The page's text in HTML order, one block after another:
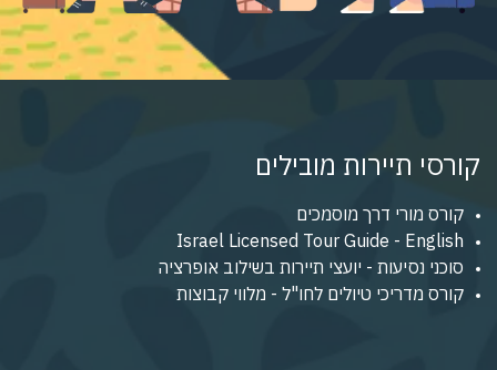
קורסי תיירות מובילים
קורס מורי דרך מוסמכים
Israel Licensed Tour Guide - English
סוכני נסיעות - יועצי תיירות בשילוב אופרציה
קורס מדריכי טיולים לחו"ל - מלווי קבוצות